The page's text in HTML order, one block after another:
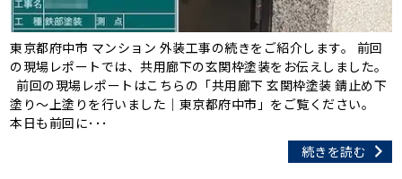
東京都府中市 マンション 外装工事の続きをご紹介します。 前回
の現場レポートでは、共用廊下の玄関枠塗装をお伝えしました。
前回の現場レポートはこちらの「共用廊下 玄関枠塗装 錆止め下
塗り〜上塗りを行いました｜東京都府中市」をご覧ください。
本日も前回に･･･
続きを読む